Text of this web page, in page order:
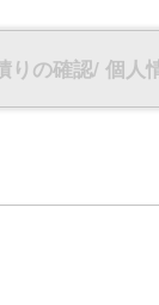
キテラス」の灰皿
りの確認/ 個人